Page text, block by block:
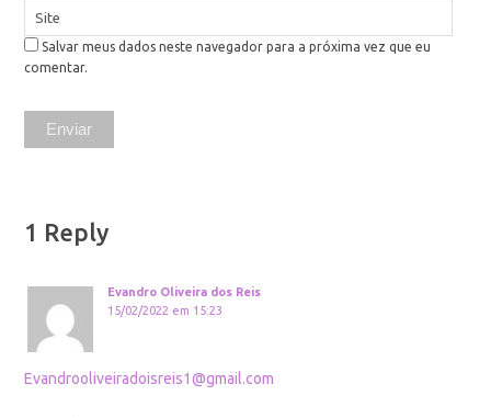
Site
Salvar meus dados neste navegador para a próxima vez que eu
comentar.
1 Reply
Evandro Oliveira dos Reis
15/02/2022 em 15:23
Evandrooliveiradoisreis1@gmail.com